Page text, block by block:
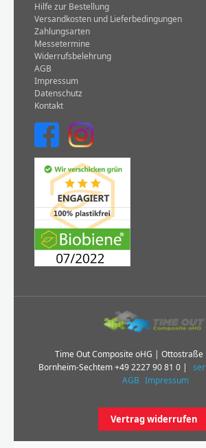
Hilfe zur Bestellung
Versandkosten und Lieferbedingungen
Zahlungsarten
Messetermine
Widerrufsbelehrung
AGB
Impressum
Datenschutz
Kontakt
Time Out Composite oHG |
Bornheim-Sechtem+49 2227 90 81 0 |
AGB Impressum
Vertrag widerrufen